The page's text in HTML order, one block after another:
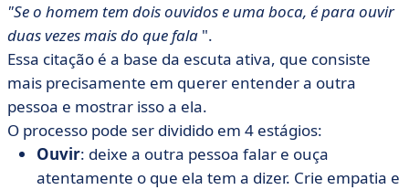
"Se o homem tem dois ouvidos e uma boca, é para ouvir
duas vezes mais do que fala ".
Essa citação é a base da escuta ativa, que consiste
mais precisamente em querer entender a outra
pessoa e mostrar isso a ela.
O processo pode ser dividido em 4 estágios:
Ouvir: deixe a outra pessoa falar e ouça
atentamente o que ela tem a dizer. Crie empatia e